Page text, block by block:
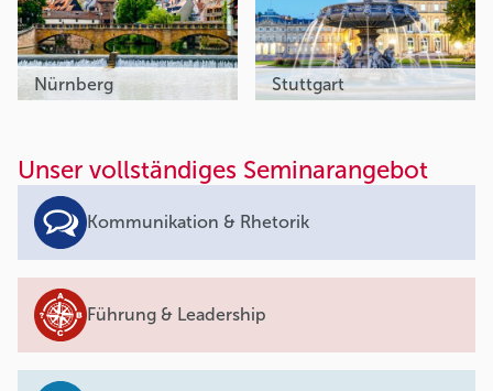
Unser vollständiges Seminarangebot
Kommunikation & Rhetorik
Führung & Leadership
Nürnberg Stuttgart